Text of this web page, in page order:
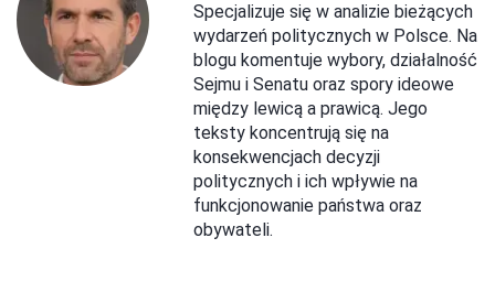
Specjalizuje się w analizie bieżących
wydarzeń politycznych w Polsce. Na
blogu komentuje wybory, działalność
Sejmu i Senatu oraz spory ideowe
między lewicą a prawicą. Jego
teksty koncentrują się na
konsekwencjach decyzji
politycznych i ich wpływie na
funkcjonowanie państwa oraz
obywateli.